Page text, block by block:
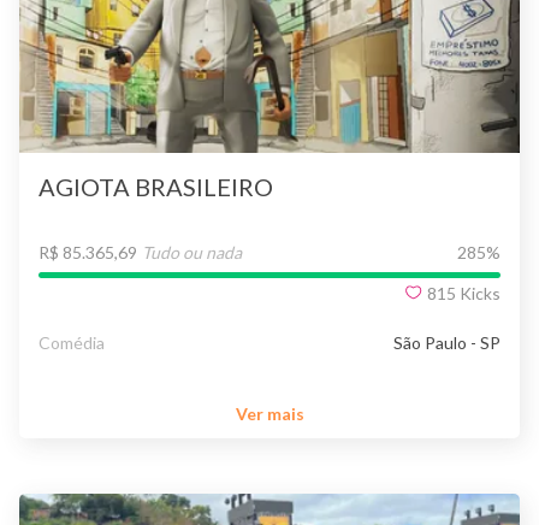
AGIOTA BRASILEIRO
R$ 85.365,69 Tudo ou nada 285%
815 Kicks
Comédia São Paulo - SP
Ver mais